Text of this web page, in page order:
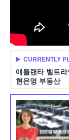
CURRENTLY
애틀랜타 벨트
현은영 부동산